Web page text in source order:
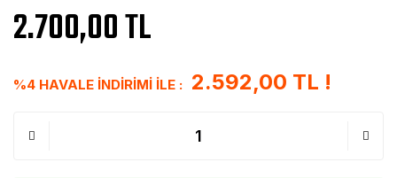
2.700,00 TL
%4 HAVALE İNDİRİMİ İLE : 2.592,00 TL !